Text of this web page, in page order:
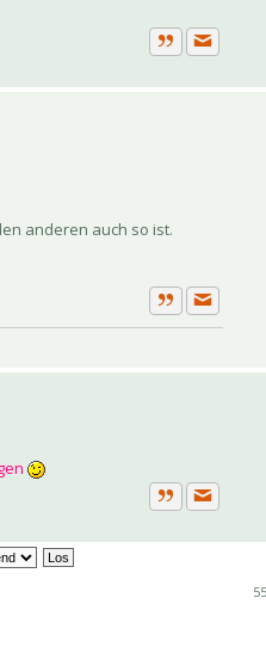
ZitatPrivate
anderen auch so ist.
ZitatPrivate
ZitatPrivate